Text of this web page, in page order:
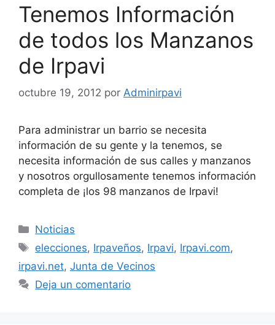
Tenemos Información
de todos los Manzanos
de Irpavi
octubre 19, 2012 por Adminirpavi
Para administrar un barrio se necesita
información de su gente y la tenemos, se
necesita información de sus calles y manzanos
y nosotros orgullosamente tenemos información
completa de ¡los 98 manzanos de Irpavi!
Categorías
Noticias
Etiquetas
elecciones, Irpaveños, Irpavi, Irpavi.com,
irpavi.net, Junta de Vecinos
Deja un comentario